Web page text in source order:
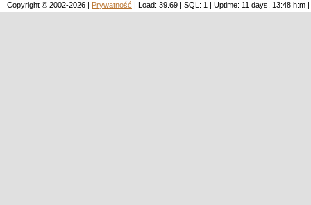
Copyright © 2002-2026 | Prywatność | Load: 39.69 | SQL: 1 | Uptime: 11 days, 13:48